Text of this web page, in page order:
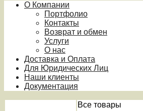
О Компании
Портфолио
Контакты
Возврат и обмен
Услуги
О нас
Доставка и Оплата
Для Юридических Лиц
Наши клиенты
Документация
Все товары